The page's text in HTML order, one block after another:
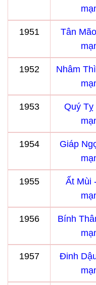
1951
Tân
1952
Nhâm
1953
Quý Tỵ
1954
Giáp
1955
Ất Mùi
1956
Bính
1957
Đinh